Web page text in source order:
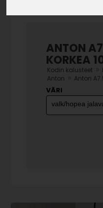
ANTON
KORKEA
Kodin kalusteet
Anton Anton
VÄRI